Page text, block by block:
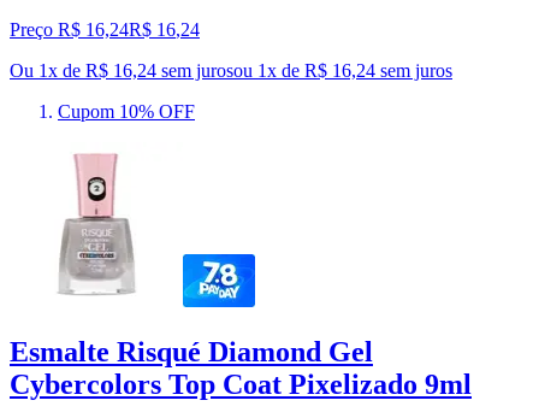
Preço R$ 16,24R$ 16,24
Ou 1x de R$ 16,24 sem jurosou 1x de R$ 16,24 sem juros
Cupom 10% OFF
Esmalte Risqué Diamond Gel
Cybercolors Top Coat Pixelizado 9ml